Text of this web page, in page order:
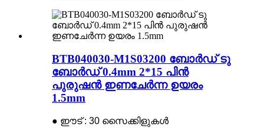
BTB040030-M1S03200 ബോർഡ് ടു
ബോർഡ് 0.4mm 2*15 പിൻ
പുരുഷൻ ഇണചേർന്ന ഉയരം
1.5mm
● ഈട് : 30 സൈക്കിളുകൾ